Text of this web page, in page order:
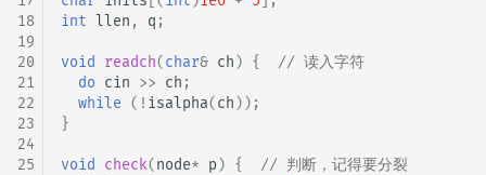
18
19
20
21
22
23
24
25
int llen , q ;
void readch(char& ch) {
// 读入字符
do cin >> ch ;
while ( ! isalpha(ch));
}
void check(node* p) {
// 判断，记得要分裂